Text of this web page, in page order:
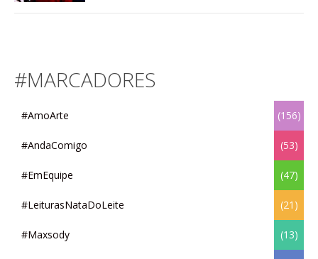
#MARCADORES
#AmoArte (156)
#AndaComigo (53)
#EmEquipe (47)
#LeiturasNataDoLeite (21)
#Maxsody (13)